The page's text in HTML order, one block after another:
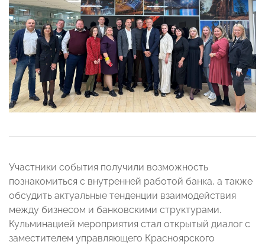
Участники события получили возможность
познакомиться с внутренней работой банка, а также
обсудить актуальные тенденции взаимодействия
между бизнесом и банковскими структурами.
Кульминацией мероприятия стал открытый диалог с
заместителем управляющего Красноярского